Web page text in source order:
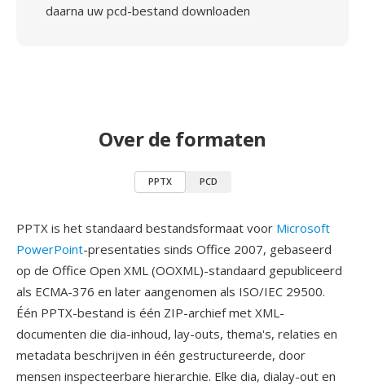
daarna uw pcd-bestand downloaden
Over de formaten
PPTX PCD
PPTX is het standaard bestandsformaat voor Microsoft
PowerPoint-presentaties sinds Office 2007, gebaseerd
op de Office Open XML (OOXML)-standaard gepubliceerd
als ECMA-376 en later aangenomen als ISO/IEC 29500.
Één PPTX-bestand is één ZIP-archief met XML-
documenten die dia-inhoud, lay-outs, thema's, relaties en
metadata beschrijven in één gestructureerde, door
mensen inspecteerbare hierarchie. Elke dia, dialay-out en